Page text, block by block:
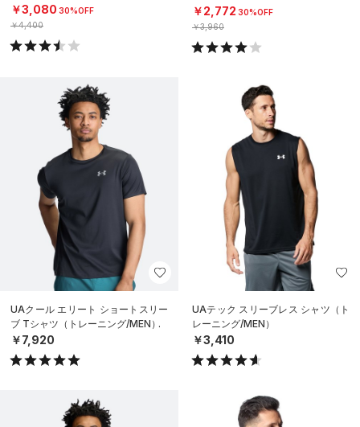
￥3,080 30%OFF
￥4,400
EN）
￥2,772 30%OFF
￥3,960
UAクール エリート ショートスリー
ブ Tシャツ（トレーニング/MEN）
￥7,920
UAテック スリーブレス シャツ（ト
レーニング/MEN）
￥3,410